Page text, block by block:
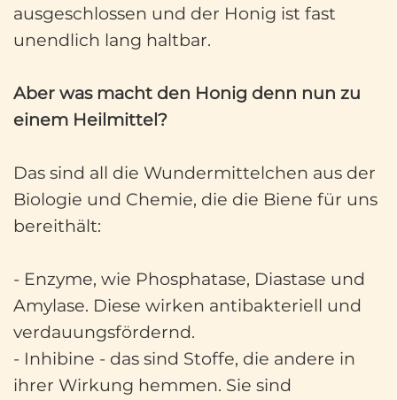
ausgeschlossen und der Honig ist fast
unendlich lang haltbar.
Aber was macht den Honig denn nun zu
einem Heilmittel?
Das sind all die Wundermittelchen aus der
Biologie und Chemie, die die Biene für uns
bereithält:
- Enzyme, wie Phosphatase, Diastase und
Amylase. Diese wirken antibakteriell und
verdauungsfördernd.
- Inhibine - das sind Stoffe, die andere in
ihrer Wirkung hemmen. Sie sind